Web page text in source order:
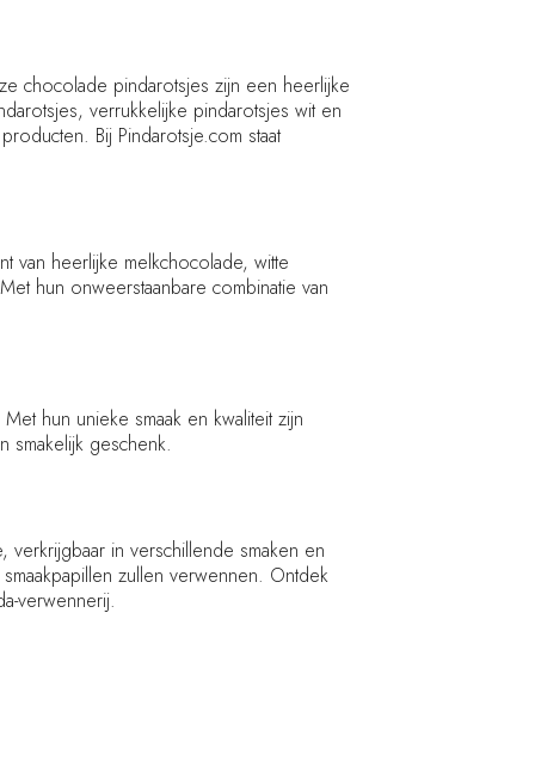
chocolade pindarotsjes zijn een heerlijke
verrukkelijke pindarotsjes wit en
Bij Pindarotsje.com staat
van heerlijke melkchocolade, witte
hun onweerstaanbare combinatie van
hun unieke smaak en kwaliteit zijn
geschenk.
in verschillende smaken en
zullen verwennen. Ontdek
verwennerij.